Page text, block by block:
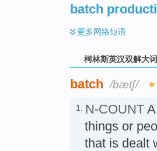
batch
更多网络短语
柯林斯英汉双解大
batch /bætʃ/
1. N-COUNT A
things or
that is dealt